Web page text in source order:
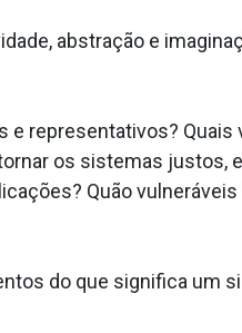
abstração e
e representativos?
os sistemas justos,
Quão
do que significa um